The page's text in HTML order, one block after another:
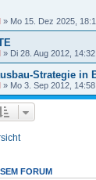
» Mo 15. Dez 2025,
» Di 28. Aug 2012, 14:32
Strategie in
» Mo 3. Sep 2012, 14:58
FORUM